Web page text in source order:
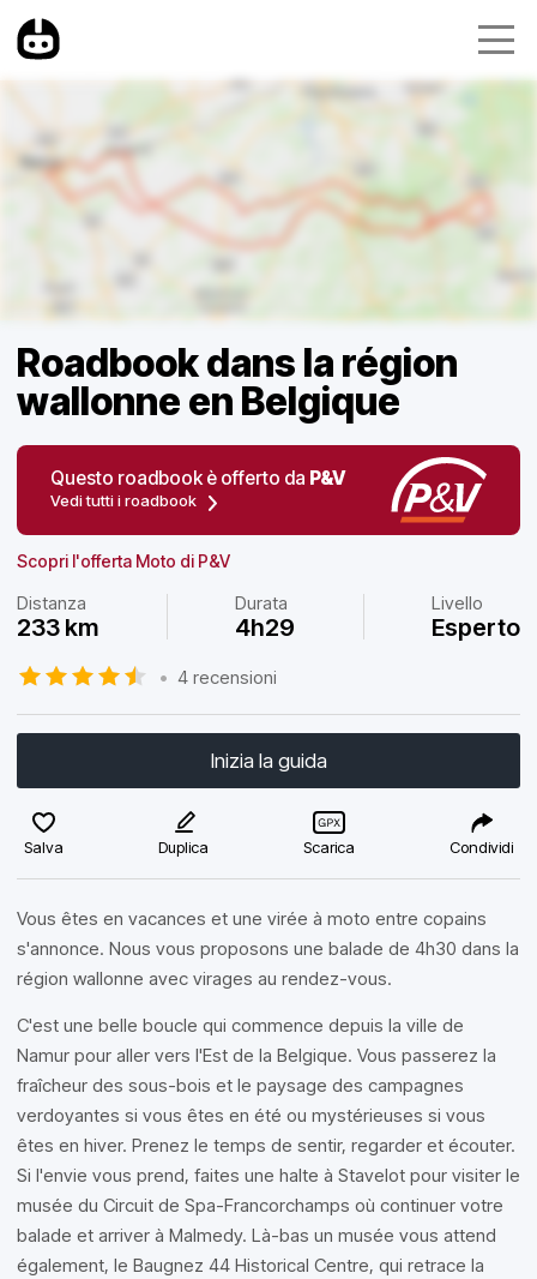
Roadbook dans la région
wallonne en Belgique
Questo roadbook è offerto da P&V
Vedi tutti i roadbook
Scopri l'offerta Moto di P&V
Distanza
233 km
Durata
4h29
Livello
Esperto
• 4 recensioni
Inizia la guida
Salva Duplica Scarica Condividi
Vous êtes en vacances et une virée à moto entre copains
s'annonce. Nous vous proposons une balade de 4h30 dans la
région wallonne avec virages au rendez-vous.
C'est une belle boucle qui commence depuis la ville de
Namur pour aller vers l'Est de la Belgique. Vous passerez la
fraîcheur des sous-bois et le paysage des campagnes
verdoyantes si vous êtes en été ou mystérieuses si vous
êtes en hiver. Prenez le temps de sentir, regarder et écouter.
Si l'envie vous prend, faites une halte à Stavelot pour visiter le
musée du Circuit de Spa-Francorchamps où continuer votre
balade et arriver à Malmedy. Là-bas un musée vous attend
également, le Baugnez 44 Historical Centre, qui retrace la